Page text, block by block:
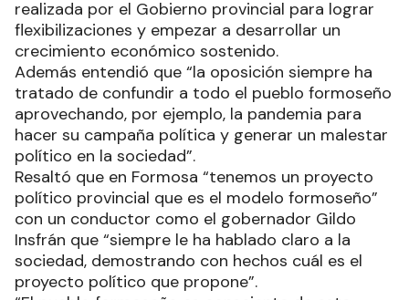
realizada por el Gobierno provincial para lograr
flexibilizaciones y empezar a desarrollar un
crecimiento económico sostenido.
Además entendió que “la oposición siempre ha
tratado de confundir a todo el pueblo formoseño
aprovechando, por ejemplo, la pandemia para
hacer su campaña política y generar un malestar
político en la sociedad”.
Resaltó que en Formosa “tenemos un proyecto
político provincial que es el modelo formoseño”
con un conductor como el gobernador Gildo
Insfrán que “siempre le ha hablado claro a la
sociedad, demostrando con hechos cuál es el
proyecto político que propone”.